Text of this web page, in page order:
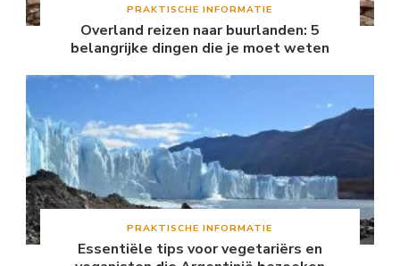
PRAKTISCHE INFORMATIE
Overland reizen naar buurlanden: 5
belangrijke dingen die je moet weten
PRAKTISCHE INFORMATIE
Essentiële tips voor vegetariërs en